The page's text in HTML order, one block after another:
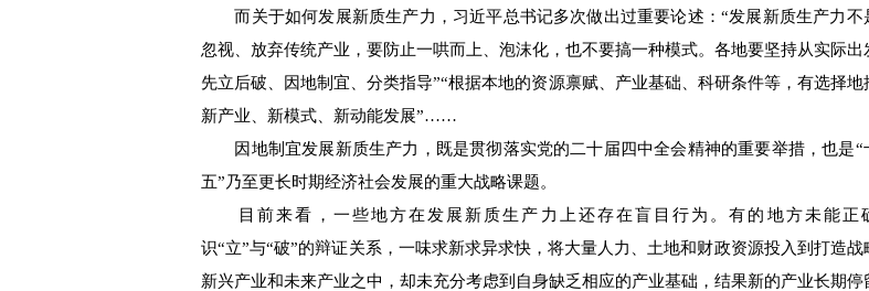
而关于如何发展新质生产力，习近平总书记多次做出过重要论述：“发展新质生产力不
忽视、放弃传统产业，要防止一哄而上、泡沫化，也不要搞一种模式。各地要坚持从实际出
先立后破、因地制宜、分类指导”“根据本地的资源禀赋、产业基础、科研条件等，有选择地
新产业、新模式、新动能发展”……
因地制宜发展新质生产力，既是贯彻落实党的二十届四中全会精神的重要举措，也是“
五”乃至更长时期经济社会发展的重大战略课题。
目前来看，一些地方在发展新质生产力上还存在盲目行为。有的地方未能正
识“立”与“破”的辩证关系，一味求新求异求快，将大量人力、土地和财政资源投入到打造战
新兴产业和未来产业之中，却未充分考虑到自身缺乏相应的产业基础，结果新的产业长期停